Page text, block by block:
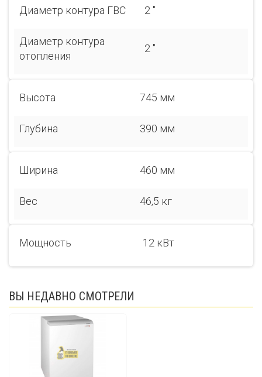
Диаметр контура ГВС 2 "
Диаметр контура
отопления
2 "
Высота 745 мм
Глубина 390 мм
Ширина 460 мм
Вес 46,5 кг
Мощность 12 кВт
ВЫ НЕДАВНО СМОТРЕЛИ